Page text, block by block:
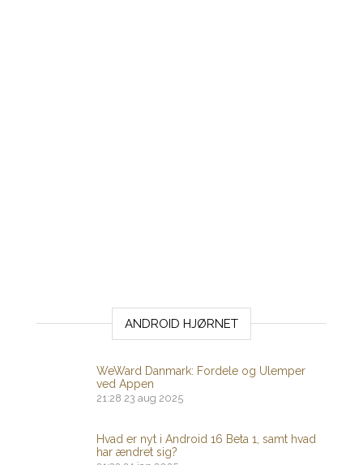
ANDROID HJØRNET
WeWard Danmark: Fordele og Ulemper
ved Appen
21:28 23 aug 2025
Hvad er nyt i Android 16 Beta 1, samt hvad
har ændret sig?